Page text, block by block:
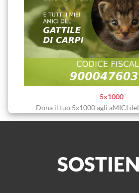
5x1000
Dona il tuo 5x1000 agli aMICI